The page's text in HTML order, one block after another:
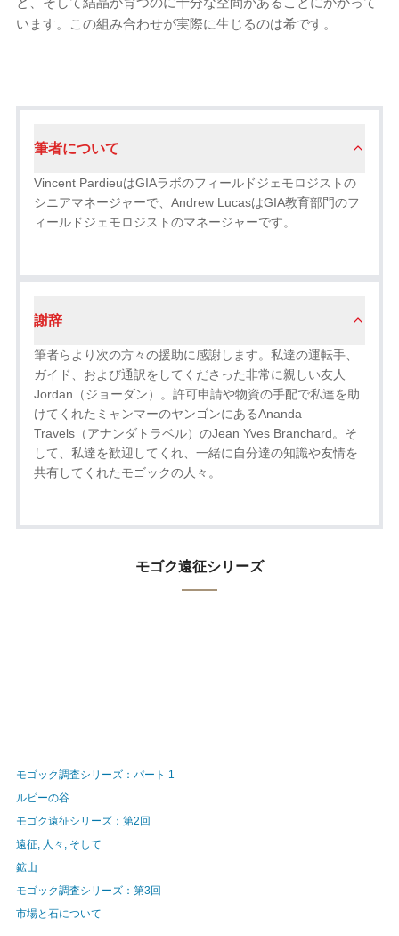
います。この組み合わせが実際に生じるのは希です。
筆者について
Vincent PardieuはGIAラボのフィールドジェモロジストの
シニアマネージャーで、Andrew LucasはGIA教育部門のフ
ィールドジェモロジストのマネージャーです。
謝辞
筆者らより次の方々の援助に感謝します。私達の運転手、
ガイド、および通訳をしてくださった非常に親しい友人
Jordan（ジョーダン）。許可申請や物資の手配で私達を助
けてくれたミャンマーのヤンゴンにあるAnanda
Travels（アナンダトラベル）のJean Yves Branchard。そ
して、私達を歓迎してくれ、一緒に自分達の知識や友情を
共有してくれたモゴックの人々。
モゴク遠征シリーズ
モゴック調査シリーズ：パート 1
ルビーの谷
モゴク遠征シリーズ：第2回
遠征, 人々, そして
鉱山
モゴック調査シリーズ：第3回
市場と石について